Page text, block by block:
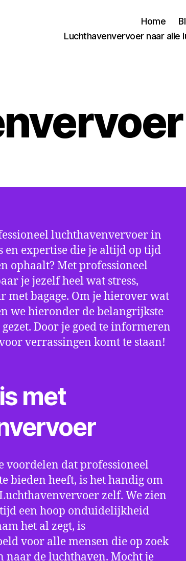
Home
Luchthavenvervoer naar alle
luchthavenvervoer in
en expertise die je altijd op tijd
ophaalt? Met professioneel
je jezelf heel wat stress,
met bagage. Om je hierover wat
we hieronder de belangrijkste
Door je goed te informeren
verrassingen komt te staan!
met
voordelen dat professioneel
bieden heeft, is het handig om
zelf. We zien
een hoop onduidelijkheid
het al zegt, is
voor alle mensen die op zoek
de luchthaven. Mocht je